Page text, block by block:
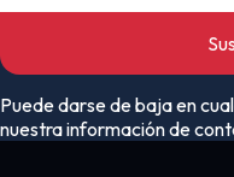
Puede darse de baja en
nuestra información de